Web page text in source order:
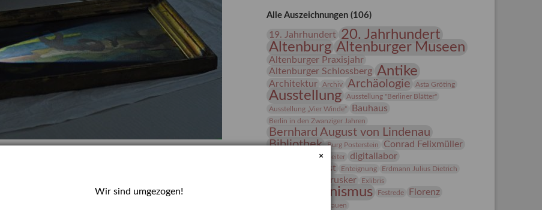
& Editionen
Restaurierung
Forschung
– Kunstdetektivinnen im Dienste
am Lindenau-Museum Altenburg
Alle Auszeichnungen (106)
19. Jahrhundert 20. Jahrhundert
Altenburg Altenburger Museen
Altenburger Praxisjahr
Altenburger Schlossberg Antike
Architektur Archiv Archäologie Asta Gröting
Ausstellung
Ausstellung "Berliner Blätter"
Ausstellung „Vier Winde“
Bauhaus
Berlin in den Zwanziger Jahren
Bernhard August von Lindenau
Bibliothek
Burg Posterstein Conrad Felixmüller
Der Blaue Reiter
digitallabor
Entartete Kunst
Enteignung
Erdmann Julius Dietrich
estrusker Exlibris
Expressionismus Festrede Florenz
frauen
×
Wir sind umgezogen!